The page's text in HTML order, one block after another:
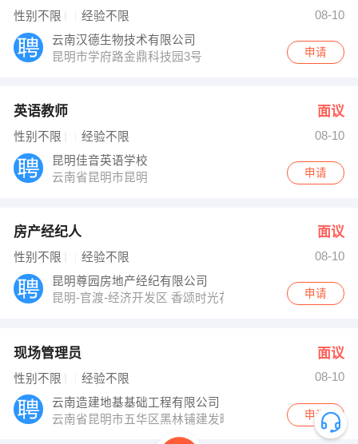
性别不限 经验不限
08-10
云南汉德生物技术有限公司
昆明市学府路金鼎科技园3号
申请
英语教师 面议
性别不限 经验不限
08-10
昆明佳音英语学校
云南省昆明市昆明
申请
房产经纪人 面议
性别不限 经验不限
08-10
昆明尊园房地产经纪有限公司
昆明-官渡-经济开发区 香颂时光花园小区
申请
现场管理员 面议
性别不限 经验不限
08-10
云南造建地基基础工程有限公司
云南省昆明市五华区黑林铺建发曦城商业广场B座3610号
申请